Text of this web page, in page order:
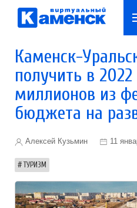
Каменск-
получить в
миллионов из
бюджета на
Алексей Кузьмин 11
ТУРИЗМ